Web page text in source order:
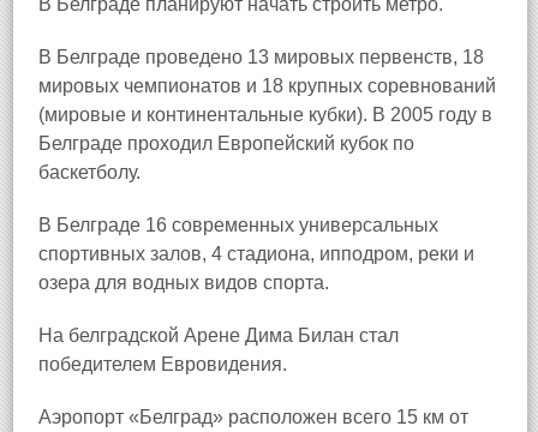
В Белграде планируют начать строить метро.
В Белграде проведено 13 мировых первенств, 18
мировых чемпионатов и 18 крупных соревнований
(мировые и континентальные кубки). В 2005 году в
Белграде проходил Европейский кубок по
баскетболу.
В Белграде 16 современных универсальных
спортивных залов, 4 стадиона, ипподром, реки и
озера для водных видов спорта.
На белградской Арене Дима Билан стал
победителем Евровидения.
Аэропорт «Белград» расположен всего 15 км от